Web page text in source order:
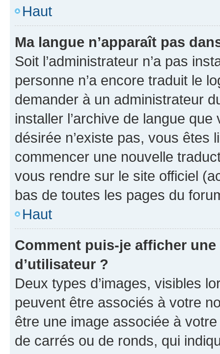
Haut
Ma langue n’apparaît pas
Soit l’administrateur n’a pas
personne n’a encore traduit le
demander à un administrateur
installer l’archive de langue
désirée n’existe pas, vous êtes
commencer une nouvelle
vous rendre sur le site officiel
bas de toutes les pages du
Haut
Comment puis-je afficher
d’utilisateur ?
Deux types d’images, visibles
peuvent être associés à votre
être une image associée à
de carrés ou de ronds, qui